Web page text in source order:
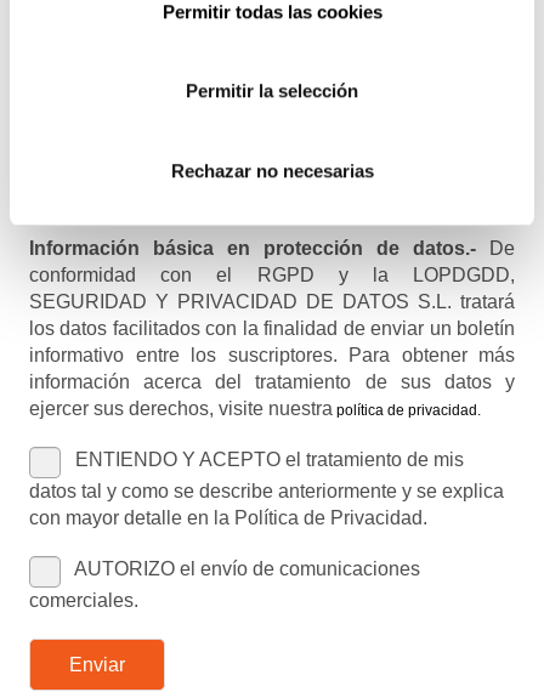
Permitir todas las cookies
Permitir la selección
Rechazar no necesarias
Recibirás un correo para confirmar la suscripción
Información básica en protección de datos.- De
conformidad con el RGPD y la LOPDGDD,
SEGURIDAD Y PRIVACIDAD DE DATOS S.L. tratará
los datos facilitados con la finalidad de enviar un boletín
informativo entre los suscriptores. Para obtener más
información acerca del tratamiento de sus datos y
ejercer sus derechos, visite nuestra política de privacidad .
ENTIENDO Y ACEPTO el tratamiento de mis
datos tal y como se describe anteriormente y se explica
con mayor detalle en la Política de Privacidad.
AUTORIZO el envío de comunicaciones
comerciales.
Enviar